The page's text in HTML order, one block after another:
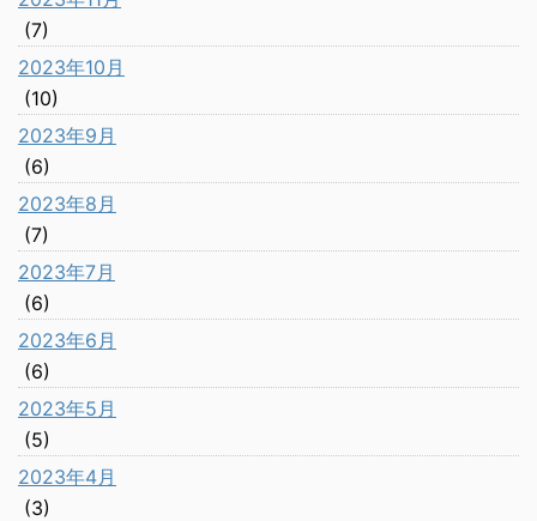
(7)
2023年10月
(10)
2023年9月
(6)
2023年8月
(7)
2023年7月
(6)
2023年6月
(6)
2023年5月
(5)
2023年4月
(3)